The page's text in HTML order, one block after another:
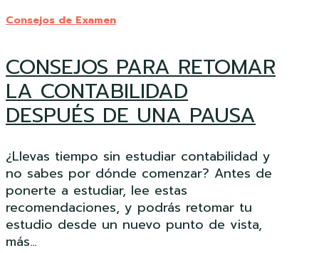
RETOMAR
CONTABILIDAD
DESPUÉS
DE
UNA
PAUSA
Consejos de Examen
CONSEJOS PARA RETOMAR
LA CONTABILIDAD
DESPUÉS DE UNA PAUSA
¿Llevas tiempo sin estudiar contabilidad y
no sabes por dónde comenzar? Antes de
ponerte a estudiar, lee estas
recomendaciones, y podrás retomar tu
estudio desde un nuevo punto de vista,
más…